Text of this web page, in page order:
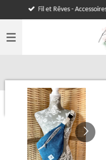
au
contenu
Fil et Rêves -